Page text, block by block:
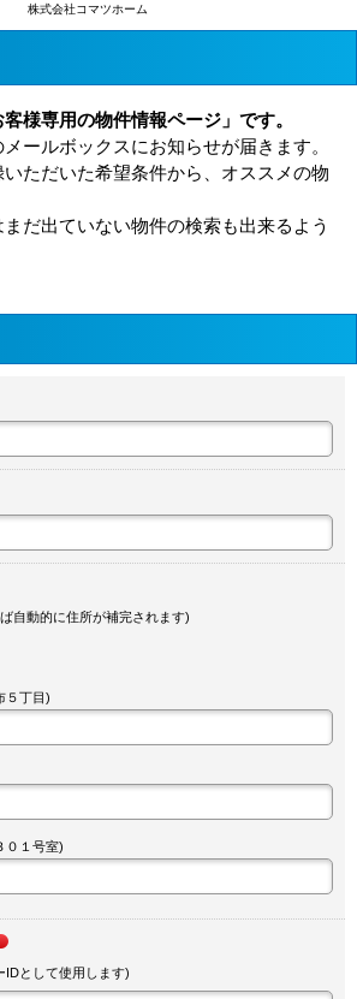
株式会社コマツホーム
様専用の物件情報ページ」です。
ールボックスにお知らせが届きます。
ただいた希望条件から、オススメの物
だ出ていない物件の検索も出来るよう
自動的に住所が補完されます)
５丁目)
０１号室)
IDとして使用します)